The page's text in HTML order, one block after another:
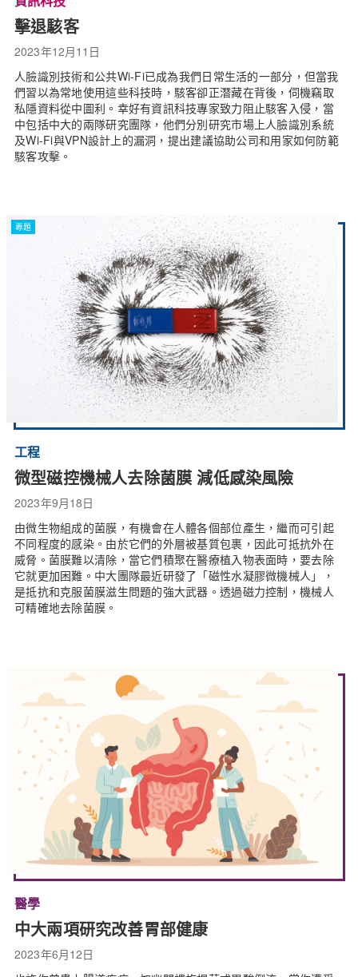
擊退駭客
2023年12月11日
人臉識別技術和公共Wi-Fi已成為我們日常生活的一部分，但當我
們習以為常地使用這些科技時，駭客卻正潛藏在背後，伺機竊取
私隱資料從中圖利。幸好有資訊科技專家致力阻止駭客入侵，當
中包括中大的兩隊研究團隊，他們分別研究市場上人臉識別系統
及Wi-Fi與VPN設計上的漏洞，提出建議協助公司和用家如何防範
駭客攻擊。
專題
工程
微型磁控機械人去除菌膜 減低感染風險
2023年9月18日
由微生物組成的菌膜，有機會在人體各個部位產生，繼而可引起
不同程度的感染。由於它們的外層被基質包裹，因此可抵抗外在
威脅。菌膜難以清除，當它們積聚在醫療植入物表面時，要去除
它就更加困難。中大團隊最近研發了「磁性水凝膠微機械人」，
是抵抗和克服菌膜滋生問題的強大武器。透過磁力控制，機械人
可精確地去除菌膜。
醫學
中大兩項研究改善胃部健康
2023年6月12日